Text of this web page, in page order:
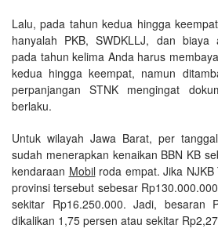
Lalu, pada tahun kedua hingga
hanyalah PKB, SWDKLLJ, dan biaya
pada tahun kelima Anda harus
kedua hingga keempat, namun
perpanjangan STNK mengingat
berlaku.
Untuk wilayah Jawa Barat, per
sudah menerapkan kenaikan BBN KB
kendaraan Mobil roda empat. Jika
provinsi tersebut sebesar
sekitar Rp16.250.000. Jadi, besaran
dikalikan 1,75 persen atau sekitar